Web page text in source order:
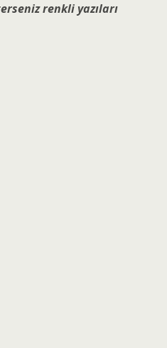
renkli yazıları